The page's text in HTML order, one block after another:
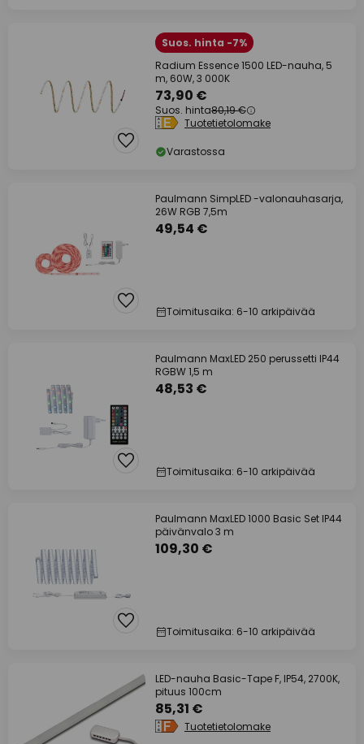
Suos. hinta -7%
Radium Essence 1500 LED-nauha, 5
m, 60W, 3 000K
73,90 €
Suos. hinta80,19 €
Tuotetietolomake
Varastossa
Paulmann SimpLED -valonauhasarja,
26W RGB 7,5m
49,54 €
Toimitusaika: 6-10 arkipäivää
Paulmann MaxLED 250 perussetti IP44
RGBW 1,5 m
48,53 €
Toimitusaika: 6-10 arkipäivää
Paulmann MaxLED 1000 Basic Set IP44
päivänvalo 3 m
109,30 €
Toimitusaika: 6-10 arkipäivää
LED-nauha Basic-Tape F, IP54, 2700K,
pituus 100cm
85,31 €
Tuotetietolomake